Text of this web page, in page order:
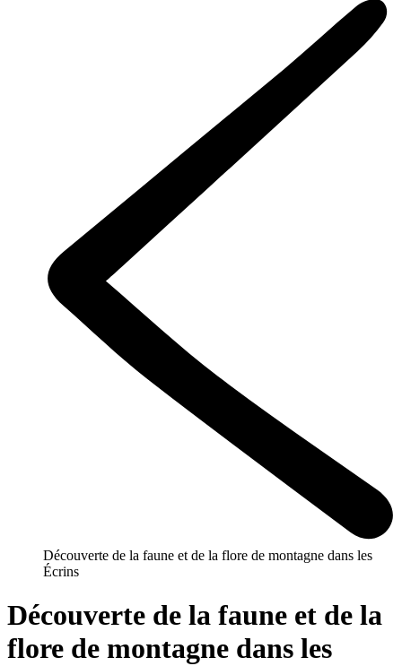
Découverte de la faune et de la flore de montagne dans les
Écrins
Découverte de la faune et de la
flore de montagne dans les